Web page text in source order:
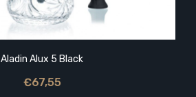
Aladin Alux 5 Black
€67,55